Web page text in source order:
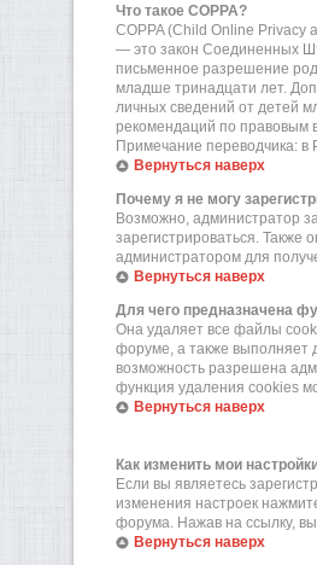
Что такое COPPA?
COPPA (Child Online Privacy
— это закон Соединенных
письменное разрешение
младше тринадцати лет.
личных сведений от детей
рекомендаций по правовым
Примечание переводчика: в
Вернуться наверх
Почему я не могу
Возможно, администратор
зарегистрироваться. Также
администратором для
Вернуться наверх
Для чего предназначена
Она удаляет все файлы
форуме, а также выполняет
возможность разрешена
функция удаления cookies
Вернуться наверх
Как изменить мои
Если вы являетесь
изменения настроек
форума. Нажав на ссылку, вы
Вернуться наверх